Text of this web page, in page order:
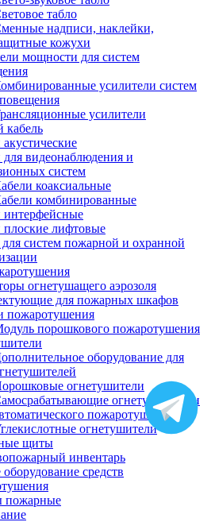
табло
надписи, наклейки,
кожухи
мощности для систем
усилители систем
усилители
кабель
для видеонаблюдения и
систем
коаксиальные
комбинированные
интерфейсные
плоские лифтовые
для систем пожарной и охранной
огнетушащего аэрозоля
для пожарных шкафов
пожаротушения
порошкового пожаротушения
оборудование для
огнетушители
огнетушители и
пожаротушения
огнетушители
щиты
инвентарь
средств